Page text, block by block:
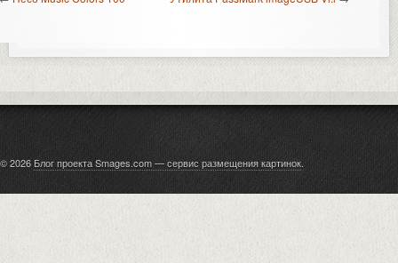
© 2026 Блог проекта Smages.com — сервис размещения картинок.